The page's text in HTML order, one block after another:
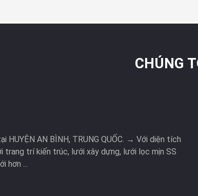
CHÚNG
HUYỆN AN BÌNH, TRUNG QUỐC. → Với diện tích
trang trí kiến trúc, lưới xây dựng, lưới lọc mịn SS
hơn ...